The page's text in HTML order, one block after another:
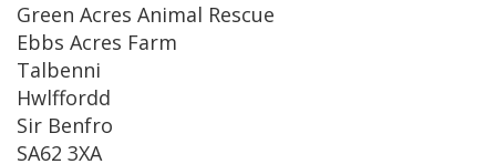
Green Acres Animal Rescue
Ebbs Acres Farm
Talbenni
Hwlffordd
Sir Benfro
SA62 3XA